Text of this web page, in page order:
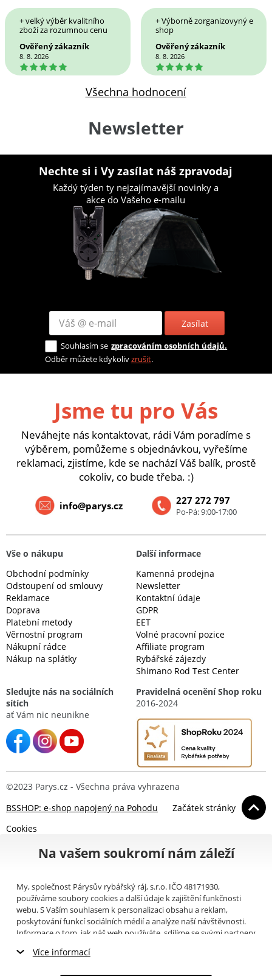
+ velký výběr kvalitního
zboží za rozumnou cenu
Ověřený zákazník
8. 8. 2026
5
+ Výborně zorganizovyný e
shop
Ověřený zákazník
8. 8. 2026
5
Všechna hodnocení
Newsletter
Nechte si i Vy zasílat náš zpravodaj
Každý týden ty nejzajímavější novinky a
akce do Vašeho e-mailu
Zasílat
Souhlasím se zpracováním osobních údajů.
Odběr můžete kdykolivzrušit.
Jsme tu pro Vás
Neváhejte nás kontaktovat, rádi Vám poradíme s
výběrem, pomůžeme s objednávkou, vyřešíme
reklamaci, zjistíme, kde se nachází Váš balík, prostě
cokoliv, co bude třeba. :)
227 272 797
Po-Pá: 9:00-17:00
info@parys.cz
Vše o nákupu
Obchodní podmínky
Odstoupení od smlouvy
Reklamace
Doprava
Platební metody
Věrnostní program
Nákupní rádce
Nákup na splátky
Další informace
Kamenná prodejna
Newsletter
Kontaktní údaje
GDPR
EET
Volné pracovní pozice
Affiliate program
Rybářské zájezdy
Shimano Rod Test Center
Sledujte nás na sociálních
sítích
ať Vám nic neunikne
Pravidelná ocenění Shop roku
2016-2024
©2023 Parys.cz - Všechna práva vyhrazena
BSSHOP: e-shop napojený na Pohodu
Začátek stránky
Cookies
Na vašem soukromí nám záleží
My, společnost Párysův rybářský ráj, s.r.o. IČO 48171930,
používáme soubory cookies a další údaje k zajištění funkčnosti
webu. S Vaším souhlasem k personalizaci obsahu a reklam,
poskytování funkcí sociálních médií a analýze naší návštěvnosti.
Informace o tom, jak náš web používáte, sdílíme se svými partnery
můžete přečíst, jak tyto informace Google používá. Partneři tyto
Více informací
Nezbytné cookies